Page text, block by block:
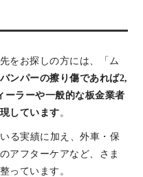
をお探しの方には、「ム
バンパーの擦り傷であれば2,
ーラーや一般的な板金業者
しています 。
る実績に加え、外車・保
アフターケアなど、さま
っています。